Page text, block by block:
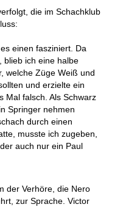
die im Schachklub
einen fasziniert. Da
blieb ich eine halbe
welche Züge Weiß und
und erzielte ein
Mal falsch. Als Schwarz
Springer nehmen
durch einen
musste ich zugeben,
auch nur ein Paul
der Verhöre, die Nero
zur Sprache. Victor